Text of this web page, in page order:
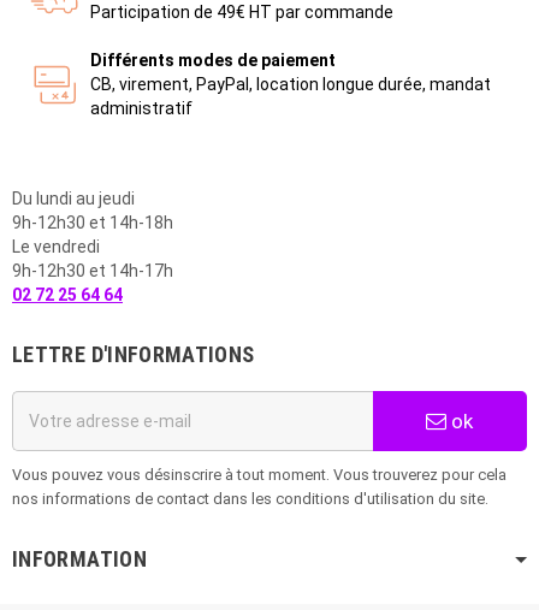
Participation de 49€ HT par commande
Différents modes de paiement
CB, virement, PayPal, location longue durée, mandat
administratif
Du lundi au jeudi
9h-12h30 et 14h-18h
Le vendredi
9h-12h30 et 14h-17h
02 72 25 64 64
LETTRE D'INFORMATIONS
ok
Vous pouvez vous désinscrire à tout moment. Vous trouverez pour cela
nos informations de contact dans les conditions d'utilisation du site.
INFORMATION